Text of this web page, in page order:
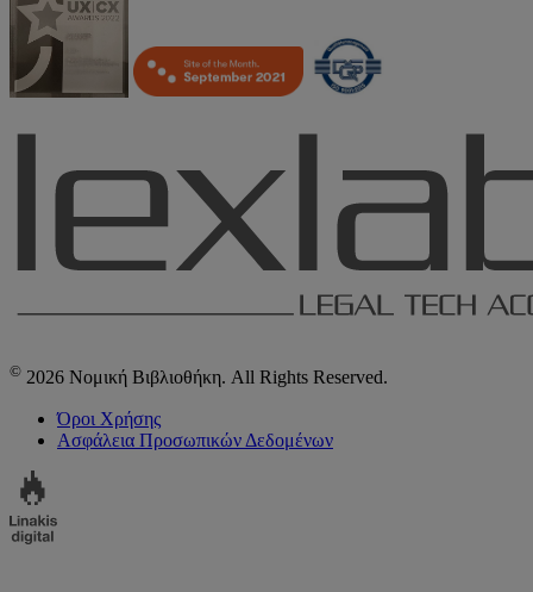
© 2026 Νομική Βιβλιοθήκη. All Rights Reserved.
Όροι Χρήσης
Ασφάλεια Προσωπικών Δεδομένων